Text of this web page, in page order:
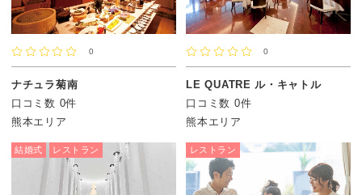
0
ナチュラ菊南
口コミ数 0件
熊本エリア
0
LE QUATRE ル・キャトル
口コミ数 0件
熊本エリア
結婚式 レストラン レストラン